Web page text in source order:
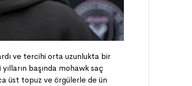
ve tercihi orta uzunlukta bir
başında mohawk saç
üst topuz ve örgülerle de ün